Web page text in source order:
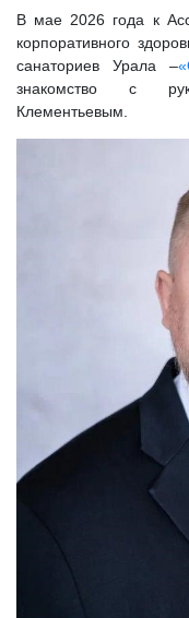
В мае 2026 года к
корпоративного
санаториев Урала –
знакомство с
Клементьевым.